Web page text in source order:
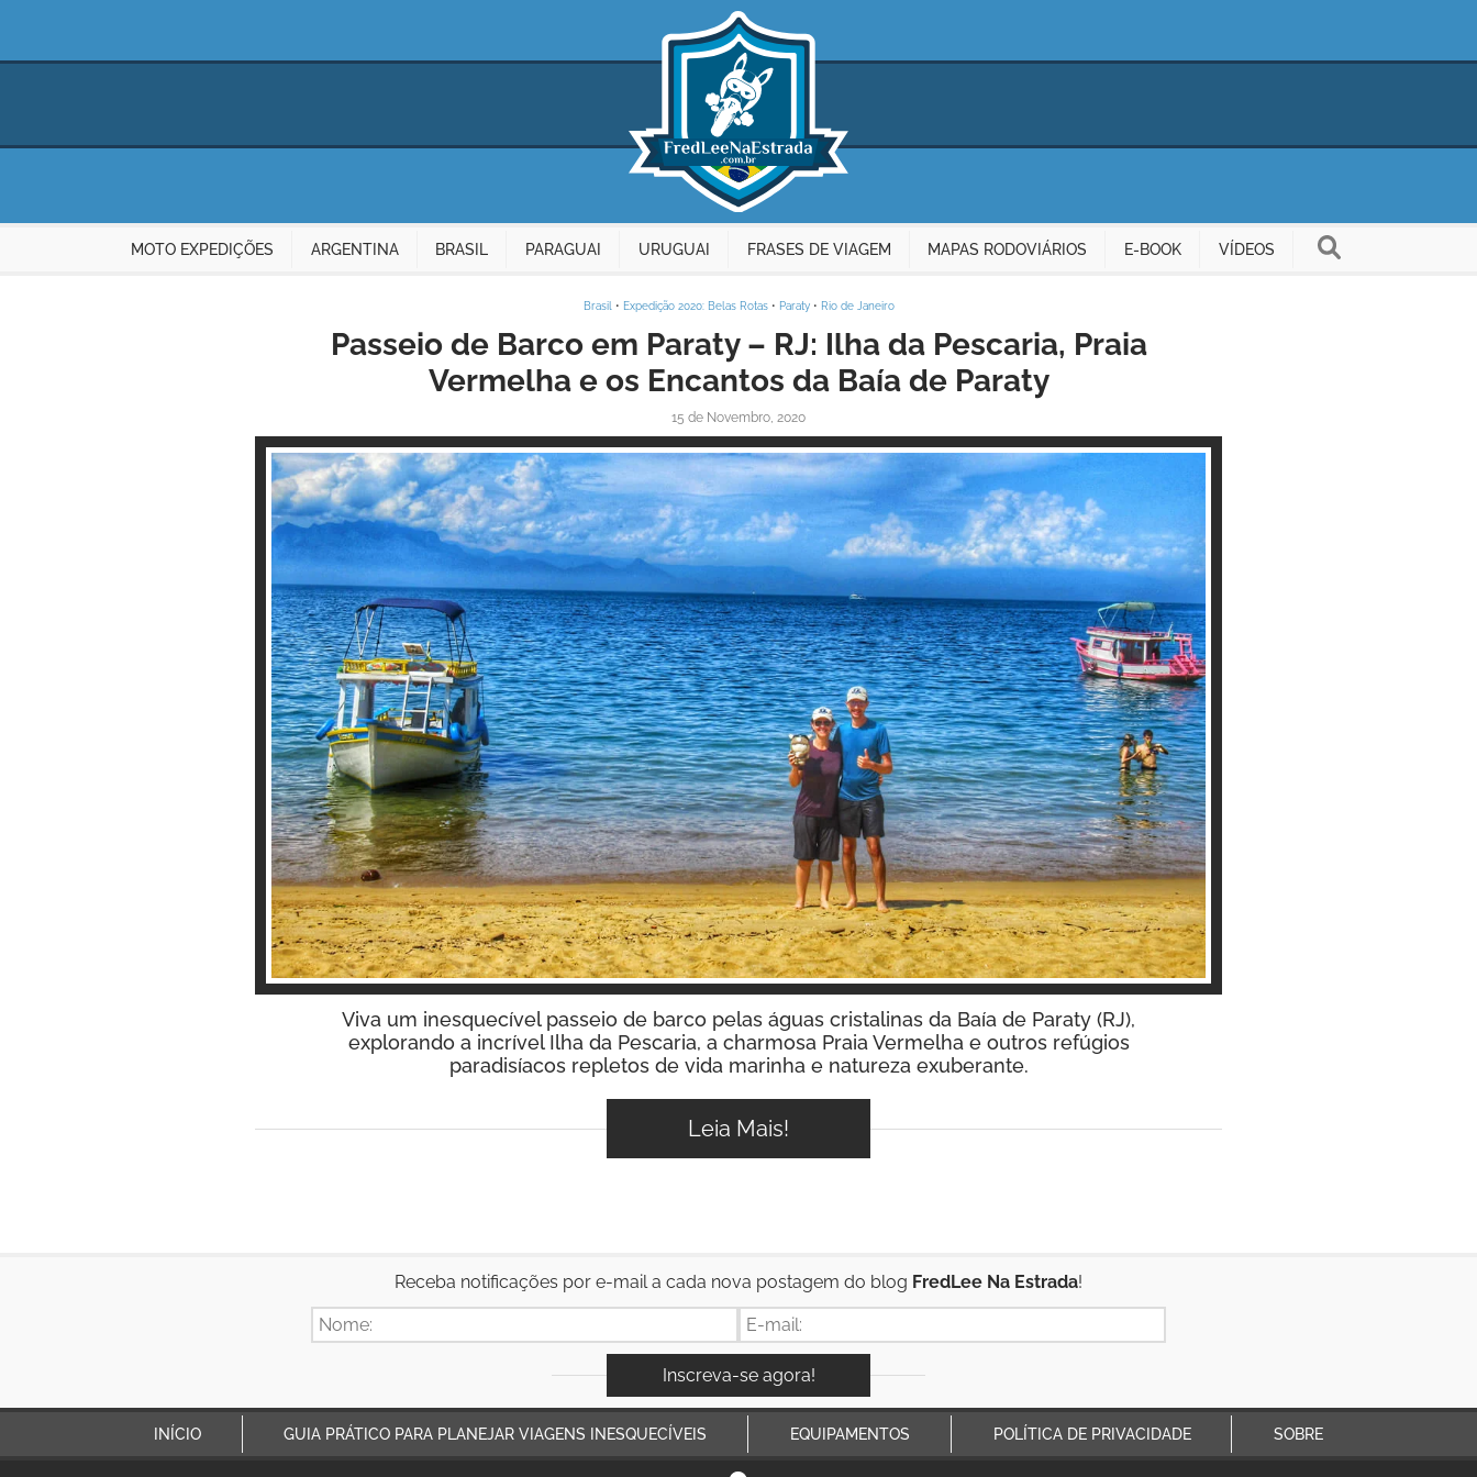
MOTO EXPEDIÇÕES ARGENTINA BRASIL PARAGUAI URUGUAI FRASES DE VIAGEM MAPAS RODOVIÁRIOS E-BOOK VÍDEOS
Brasil • Expedição 2020: Belas Rotas• Paraty• Rio de Janeiro
Passeio de Barco em Paraty – RJ: Ilha da Pescaria, Praia
Vermelha e os Encantos da Baía de Paraty
15 de Novembro, 2020
Inspire-se!
Viva um inesquecível passeio de barco pelas águas cristalinas da Baía de Paraty (RJ),
explorando a incrível Ilha da Pescaria, a charmosa Praia Vermelha e outros refúgios
paradisíacos repletos de vida marinha e natureza exuberante.
Leia Mais!
Receba notificações por e-mail a cada nova postagem do blog FredLee Na Estrada!
INÍCIO GUIA PRÁTICO PARA PLANEJAR VIAGENS INESQUECÍVEIS EQUIPAMENTOS POLÍTICA DE PRIVACIDADE SOBRE